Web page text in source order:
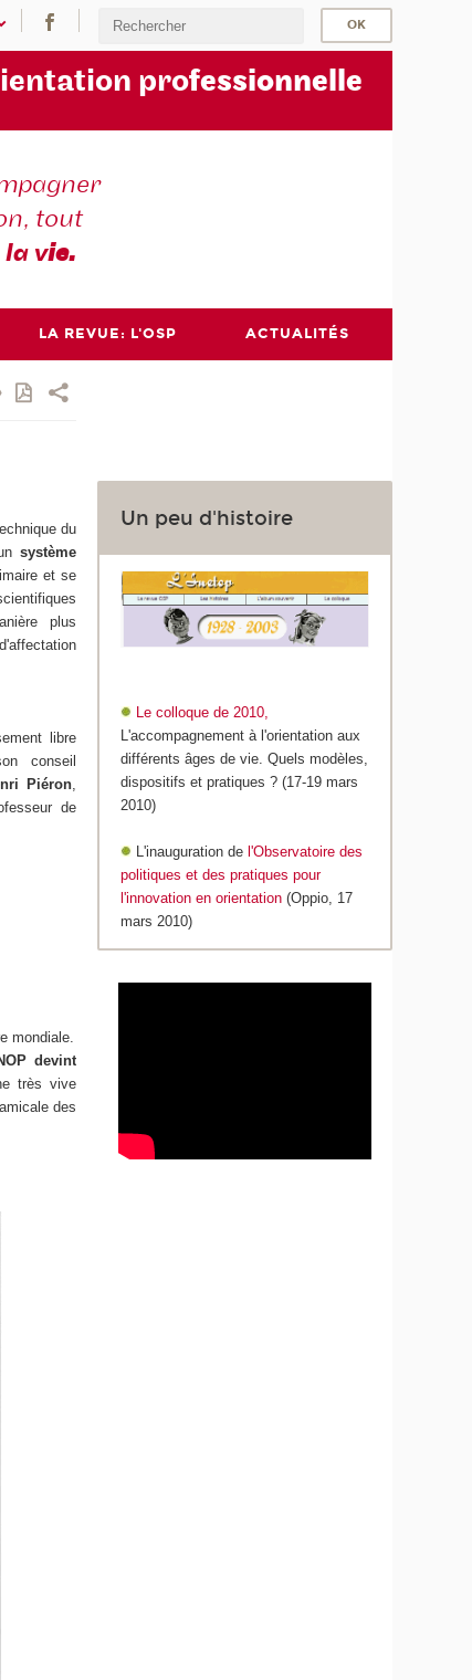
professionnelle
tout
la vie.
LA REVUE: L'OSP ACTUALITÉS
du
système
et se
plus
libre
conseil
Piéron
de
mondiale.
devint
très vive
des
Un peu d'histoire
Le colloque de 2010,
L'accompagnement à l'orientation aux
différents âges de vie. Quels modèles,
dispositifs et pratiques ? (17-19 mars
2010)
L'inauguration de l'Observatoire des
politiques et des pratiques pour
l'innovation en orientation (Oppio, 17
mars 2010)